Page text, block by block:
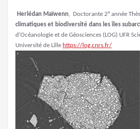
Herlédan Maïwenn, Doctorante 2° année
climatiques et biodiversité dans les îles
d’Océanologie et de Géosciences (LOG) UFR
Université de Lille https://log.cnrs.fr/